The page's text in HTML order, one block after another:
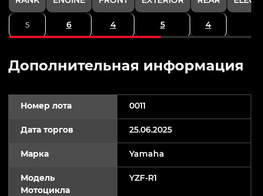
5 6 4 5 4
Дополнительная информация
Номер лота 0011
Дата торгов 25.06.2025
Марка Yamaha
Модель
Мотоцикла
YZF-R1